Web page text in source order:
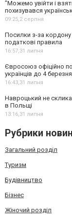
"Можемо увійти і
похизувався
09:25,2 серпня
Посилки з-за
податкові правила
16:57,31 липня
Євросоюз офіційно
українців до 4
16:43,31 липня
Навроцький не
в Польщі
13:16,31 липня
Рубрики новин
Загальний розділ
Туризм
Будівництво
Бізнес
Жіночий розділ